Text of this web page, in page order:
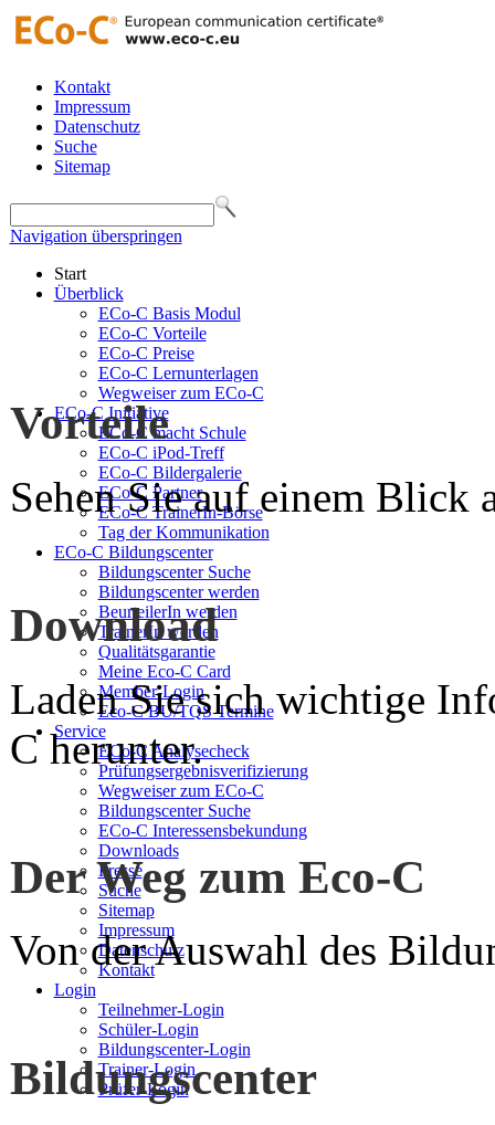
Kontakt
Impressum
Datenschutz
Suche
Sitemap
Navigation überspringen
Start
Überblick
ECo-C Basis Modul
ECo-C Vorteile
ECo-C Preise
ECo-C Lernunterlagen
Wegweiser zum ECo-C
ECo-C Initiative
ECo-C macht Schule
ECo-C iPod-Treff
ECo-C Bildergalerie
ECo-C Partner
ECo-C TrainerIn-Börse
Tag der Kommunikation
ECo-C Bildungscenter
Bildungscenter Suche
Bildungscenter werden
BeurteilerIn werden
TrainerIn werden
Qualitätsgarantie
Meine Eco-C Card
Member-Login
Eco-C BU/TQS Termine
Service
ECo-C Analysecheck
Prüfungsergebnisverifizierung
Wegweiser zum ECo-C
Bildungscenter Suche
ECo-C Interessensbekundung
Downloads
Presse
Suche
Sitemap
Impressum
Datenschutz
Kontakt
Login
Teilnehmer-Login
Schüler-Login
Bildungscenter-Login
Trainer-Login
Prüfer-Login
Vorteile
Sehen Sie auf einem Blick
Download
Laden Sie sich wichtige
C herunter.
Der Weg zum Eco-C
Von der Auswahl des
Bildungscenter